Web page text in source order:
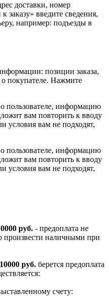
доставки, номер
заказу» введите сведения,
например: подъезды в
позиции заказа,
покупателе. Нажмите
пользователе, информацию
вам повторить к вводу
условия вам не подходят,
пользователе, информацию
вам повторить к вводу
условия вам не подходят,
руб. - предоплата не
произвести наличными при
руб. берется предоплата
счету: